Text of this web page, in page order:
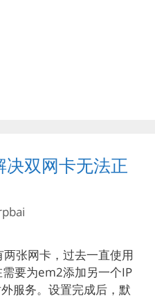
双网卡无法正
张网卡，过去一直使用
要为em2添加另一个IP
服务。设置完成后，默